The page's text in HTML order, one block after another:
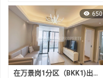
650
在万景岗1分区（BKK1)出租的现房公寓